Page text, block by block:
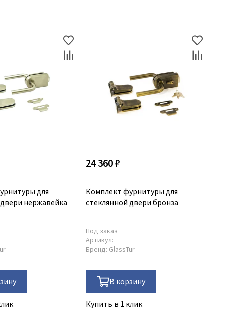
для
нержавейка
24 360 ₽
Комплект фурнитуры для
стеклянной двери бронза
Под заказ
Артикул:
Бренд: GlassTur
В корзину
Купить в 1 клик